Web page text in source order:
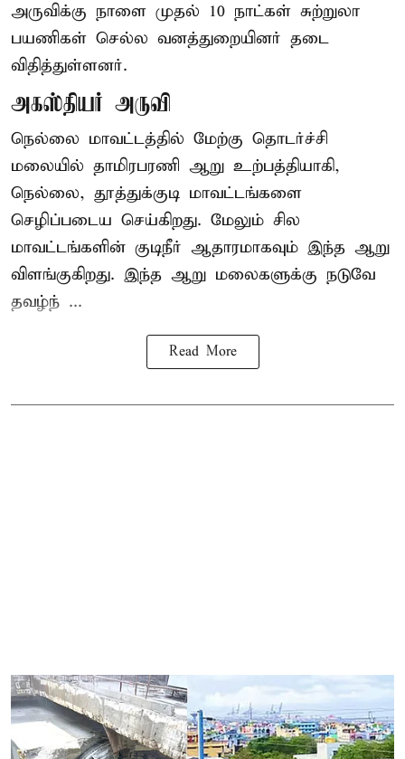
அருவிக்கு நாளை முதல் 10 நாட்கள் சுற்றுலா
பயணிகள் செல்ல வனத்துறையினர் தடை
விதித்துள்ளனர்.
அகஸ்தியர் அருவி
நெல்லை மாவட்டத்தில் மேற்கு தொடர்ச்சி
மலையில் தாமிரபரணி ஆறு உற்பத்தியாகி,
நெல்லை, தூத்துக்குடி மாவட்டங்களை
செழிப்படைய செய்கிறது. மேலும் சில
மாவட்டங்களின் குடிநீர் ஆதாரமாகவும் இந்த ஆறு
விளங்குகிறது. இந்த ஆறு மலைகளுக்கு நடுவே
தவழ்ந் ...
Read More